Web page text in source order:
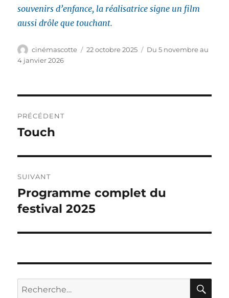
souvenirs d’enfance, la réalisatrice signe un film
aussi drôle que touchant.
Auteur
cinémascotte
Publié
22 octobre 2025 Catégories
Du 5 novembre au
4 janvier 2026
de
PRÉCÉDENT
Publication
Touch
SUIVANT
Publication
suivante :
Programme complet du
festival 2025
Recherche